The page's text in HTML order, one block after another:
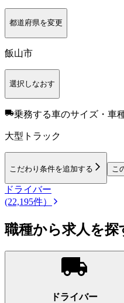
都道府県を変更
飯山市
選択しなおす
乗務する車のサイズ・車
大型トラック
こだわり条件を追加する こ
ドライバー
(22,195件）
職種から求人を探
ドライバー